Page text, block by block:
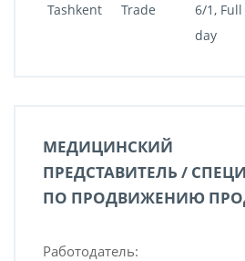
Tashkent
Trade
6/1, Full
day
МЕДИЦИНСКИЙ
ПРЕДСТАВИТЕЛЬ /
ПО ПРОДВИЖЕНИЮ
Работодатель: